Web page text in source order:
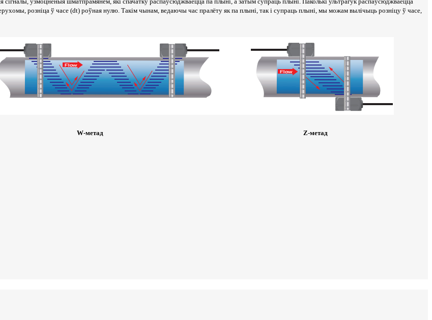
розніца ў часе (dt) роўная нулю. Такім чынам, ведаючы час пралёту як па плыні, так і супраць плыні, мы можам вылічыць розніцу ў часе,
W-метад Z-метад